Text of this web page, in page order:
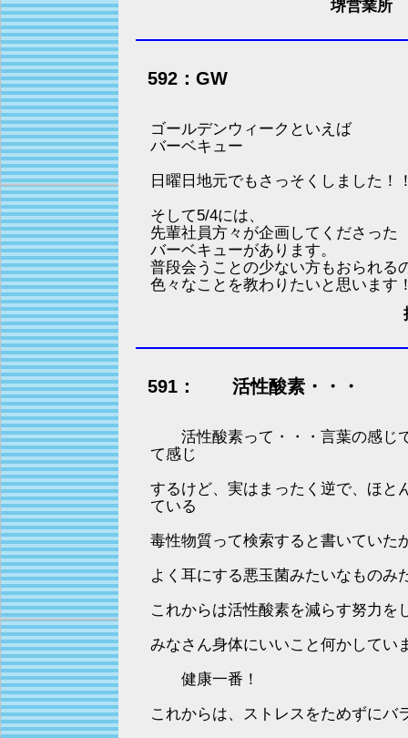
堺営業所
592：GW
ゴールデンウィークといえば
バーベキュー
日曜日地元でもさっそくしました！
そして5/4には、
先輩社員方々が企画してくださった
バーベキューがあります。
普段会うことの少ない方もおられる
色々なことを教わりたいと思います
591： 活性酸素・・・
活性酸素って・・・言葉の感じ
て感じ
するけど、実はまったく逆で、ほと
ている
毒性物質って検索すると書いていた
よく耳にする悪玉菌みたいなものみ
これからは活性酸素を減らす努力を
みなさん身体にいいこと何かしてい
健康一番！
これからは、ストレスをためずにバ